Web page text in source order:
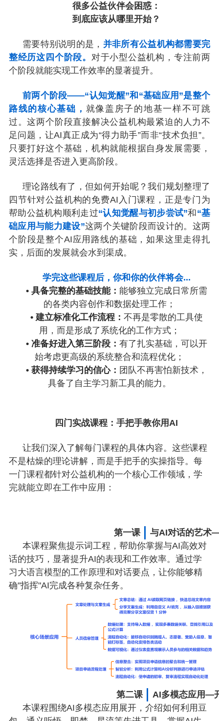
很多公益伙伴会困惑：
到底应该从哪里开始？
需要特别说明的是， 并非所有公益机构都需要完
整经历这四个阶段。 对于小型公益机构，专注前两
个阶段就能实现工作效率的显著提升。
前两个阶段——“认知觉醒”和“基础应用”是整个
路线的核心基础， 就像盖房子的地基一样不可跳
过。这两个阶段直接解决公益机构最紧迫的人力不
足问题，让AI真正成为“得力助手”而非“技术负担”。
只要打好这个基础，机构就能根据自⾝发展需要，
灵活选择是否进入更高阶段。
理论路线有了，但如何开始呢？我们规划整理了
四节针对公益机构的免费AI入门课程，正是专门为
帮助公益机构顺利走过“认知觉醒与初步尝试”和 “基
础应用与能力建设”这两个关键阶段而设计的。这两
个阶段是整个AI应用路线的基础，如果这里走得扎
实，后面的发展就会水到渠成。
学完这些课程后，你和你的伙伴将会...
• 具备完整的基础技能： 能够独立完成日常所需
的各类内容创作和数据处理工作；
• 建立标准化工作流程： 不再是零散的工具使
用，而是形成了系统化的工作方式；
• 准备好进入第三阶段： 有了扎实基础，可以开
始考虑更高级的系统整合和流程优化；
• 获得持续学习的信心： 团队不再害怕新技术，
具备了自主学习新工具的能力。
四门实战课程： 手把手教你用AI
让我们深入了解每门课程的具体内容。这些课程
不是枯燥的理论讲解，而是手把手的实操指导。每
一门课程都针对公益机构的一个核心工作领域，学
完就能立即在工作中应用：
第一课
与AI对话的艺术
本课程聚焦提示词工程，帮助你掌握与AI高效对
话的技巧，显著提升AI的表现和工作效率。通过学
习大语⾔模型的工作原理和对话要点，让你能够精
确"指挥"AI完成各种复杂任务。
第二课
AI多模态应用—
本课程围绕AI多模态应用展开，介绍如何利用豆